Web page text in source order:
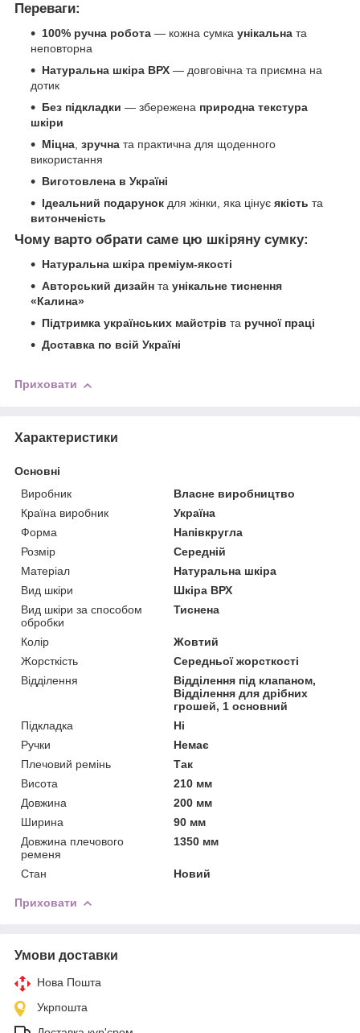
Переваги:
100% ручна робота — кожна сумка унікальна та
неповторна
Натуральна шкіра ВРХ — довговічна та приємна на
дотик
Без підкладки — збережена природна текстура
шкіри
Міцна зручна та практична для щоденного
використання
Виготовлена в Україні
Ідеальний подарунок для жінки, яка цінує якість та
витонченість
Чому варто обрати саме цю шкіряну сумку:
Натуральна шкіра преміум-якості
Авторський дизайн та унікальне тиснення
«Калина»
Підтримка українських майстрів та ручної праці
Доставка по всій Україні
Приховати
Характеристики
Основні
Виробник
Власне виробництво
Країна виробник
Україна
Форма
Напівкругла
Розмір
Середній
Матеріал
Натуральна шкіра
Вид шкіри
Шкіра ВРХ
Вид шкіри за способом
обробки
Тиснена
Колір
Жовтий
Жорсткість
Середньої жорсткості
Відділення
Відділення під клапаном,
Відділення для дрібних
грошей, 1 основний
Підкладка
Ні
Ручки
Немає
Плечовий ремінь
Так
Висота
210 мм
Довжина
200 мм
Ширина
90 мм
Довжина плечового
ременя
1350 мм
Стан Новий
Приховати
Умови доставки
Нова Пошта
Укрпошта